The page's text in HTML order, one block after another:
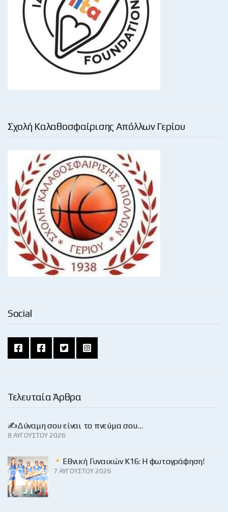
Σχολή Καλαθοσφαίρισης Απόλλων Γερίου
Social
Τελευταία Άρθρα
✍️Δύναμη σου είναι το πνεύμα σου…
8 ΑΥΓΟΎΣΤΟΥ 2026
Εθνική Γυναικών Κ16: Η φωτογράφηση!
7 ΑΥΓΟΎΣΤΟΥ 2026